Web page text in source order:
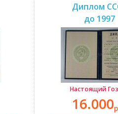
Диплом
до 1997
Настоящий
16.000